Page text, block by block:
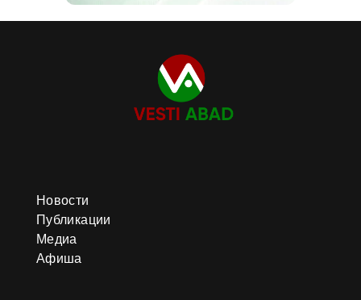
Новости
Публикации
Медиа
Афиша